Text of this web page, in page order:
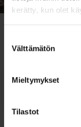
kerätty, kun olet
valinta
Välttämätön
Mieltymykset
Tilastot
Ukrainan